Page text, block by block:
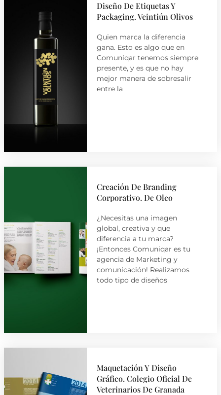
Diseño De Etiquetas Y
Packaging. Veintiún Olivos
Quien marca la diferencia
gana. Esto es algo que en
Comuniqar tenemos siempre
presente, y es que no hay
mejor manera de sobresalir
entre la
Creación De Branding
Corporativo. De Oleo
¿Necesitas una imagen
global, creativa y que
diferencia a tu marca?
¡Entonces Comuniqar es tu
agencia de Marketing y
comunicación! Realizamos
todo tipo de diseños
Maquetación Y Diseño
Gráfico. Colegio Oficial De
Veterinarios De Granada